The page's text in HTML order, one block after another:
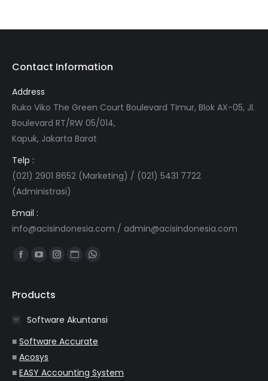
Contact Information
Address
Ruko Viko The Green Court Boulevard Timur, Blok AX-05, Jl.
Boulevard RT/RW 05/014,
Kapuk, Jakarta Barat
Telp :
(021) 2901 8652 (Marketing) / (021) 5431 7722
(Administrasi)
Email :
info@acisindonesia.com / admin@acisindonesia.com
Find us on:
Facebook
opens
new
window
YouTube
opens
new
window
Instagram
new
window
Website
new
window
Whatsapp
new
window
Products
Software Akuntansi
■ Software Accurate
■ Acosys
■ EASY Accounting System